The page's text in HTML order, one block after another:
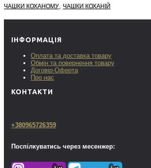
ЧАШКИ КОХАНОМУ, ЧАШКИ КОХАНІЙ
ІНФОРМАЦІЯ
Оплата та доставка товару
Обмін та повернення товару
Договір-Оферта
Про нас
КОНТАКТИ
+380965726359
Поспілкуватись через месенжер: